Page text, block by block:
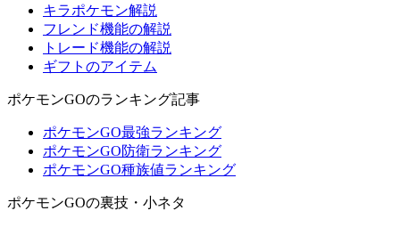
キラポケモン解説
フレンド機能の解説
トレード機能の解説
ギフトのアイテム
ポケモンGOのランキング記事
ポケモンGO最強ランキング
ポケモンGO防衛ランキング
ポケモンGO種族値ランキング
ポケモンGOの裏技・小ネタ